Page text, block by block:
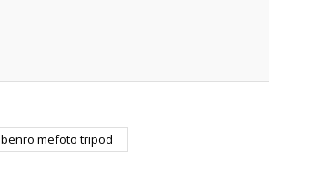
benro mefoto tripod